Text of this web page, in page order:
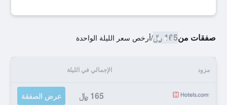
صفقات من165 ﷼ /أرخص سعر الليلة الواحدة
مزود الإجمالي في الليلة
165 ﷼ عرض الصفقة